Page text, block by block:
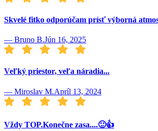
Skvelé fitko odporúčam prísť výborná
— Bruno B.Jún 16, 2025
Veľký priestor, veľa náradia...
— Miroslav M.Apríl 13, 2024
Vždy TOP.Konečne zasa....🙂👍